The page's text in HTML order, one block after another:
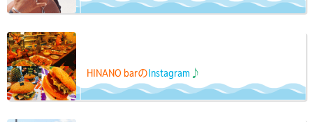
HINANO barのInstagram ♪